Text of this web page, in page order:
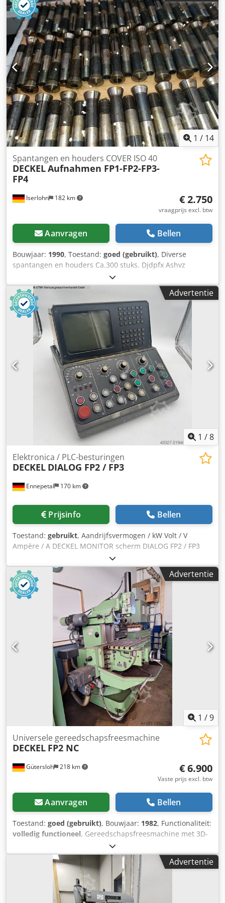
spindelopname. Accessoires: diverse spantangen en
freeshouders. Goede, bedrijfsklare staat. Onder stroom te
demonstreren in overleg. Dkodpfxozac Sbe Amhsr
1 / 14
Iserlohn 182 km
Spantangen en houders COVER ISO 40
DECKELAufnahmen FP1-FP2-FP3-
FP4
€ 2.750
vraagprijs excl. btw
Aanvragen Bellen
Bouwjaar: 1990, Toestand: goed (gebruikt), Diverse
spantangen en houders Ca.300 stuks. Djdpfx Ashvz
Iijmhekr Voor DECKEL freesmachines FP1 -FP2-FP3-FP4
Single verkoop vraag.
Advertentie
1 /8
Ennepetal 170 km
Elektronica / PLC-besturingen
DECKEL DIALOG FP2 / FP3
Prijsinfo Bellen
Toestand: gebruikt, Aandrijfsvermogen / kW Volt / V
Ampère / A DECKEL MONITOR scherm DIALOG FP2 / FP3
Advertentie
1 /9
Gütersloh 218 km
Universele gereedschapsfreesmachine
DECKEL FP2 NC
€ 6.900
Vaste prijs excl. btw
Aanvragen Bellen
Toestand: goed (gebruikt), Bouwjaar: 1982, Functionaliteit:
volledig functioneel, Gereedschapsfreesmachine met 3D-
besturing, handmatige handwielen en een in drie assen
verstelbare universele tafel. Sturen:
Dekseldialoogbesturing 4: 3D-padbesturing, inclusief boor-
en freescycli, Monitor, elektrisch handbedieningspaneel
Terminal voor invoer en uitvoer van programma's
Technische gegevens: Reisbereik X/Y/Z 300 x 220 x 400 mm
Advertentie